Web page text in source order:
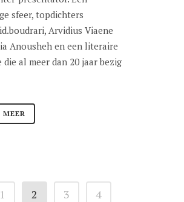
sfeer, topdichters
Arvidius Viaene
Anousheh en een literaire
al meer dan 20 jaar bezig
MEER
1 2 3
4